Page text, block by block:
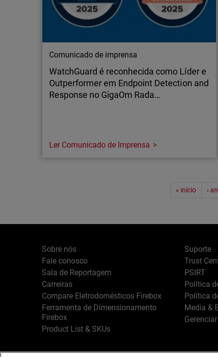
crescentes riscos de ransomware.
Comunicado de imprensa
WatchGuard é reconhecida como Líder e
Outperformer em Endpoint Detection and
Response no GigaOm Rada…
WatchGuard é reconhecida como Líder e
A WatchGuard oferece segurança avançada,
baseada em IA a organizações e fornecedores
de serviços geridos
Ler Comunicado de Imprensa
« início ‹
Sobre nós
Fale conosco
Sala de Reportagem
Carreiras
Compare Eletrodomésticos Firebox
Ferramenta de Dimensionamento
Firebox
Product List & SKUs
Suporte
Trust
PSIRT
Política
Política
Media &